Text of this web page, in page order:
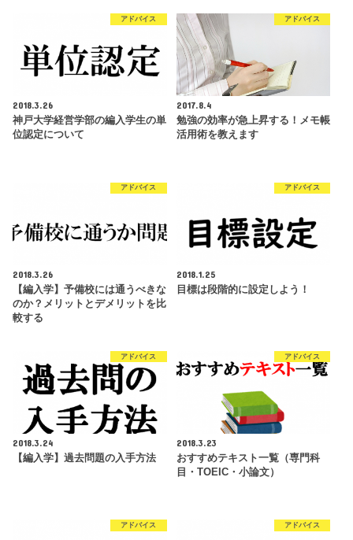
アドバイス
2018.3.26
神戸大学経営学部の編入学生の単
位認定について
アドバイス
2017.8.4
勉強の効率が急上昇する！メモ帳
活用術を教えます
アドバイス
2018.3.26
【編入学】予備校には通うべきな
のか？メリットとデメリットを比
較する
アドバイス
2018.1.25
目標は段階的に設定しよう！
アドバイス
2018.3.24
【編入学】過去問題の入手方法
アドバイス
2018.3.23
おすすめテキスト一覧（専門科
目・TOEIC・小論文）
アドバイス アドバイス